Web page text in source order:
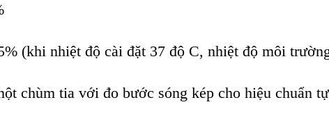
(khi nhiệt độ cài đặt 37 độ C, nhiệt độ môi
chùm tia với đo bước sóng kép cho hiệu chuẩn